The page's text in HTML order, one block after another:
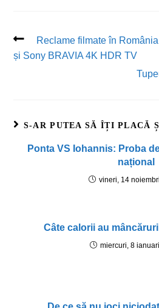
Reclame filmate în
și Sony BRAVIA 4K HDR TV
S-AR PUTEA SĂ ÎȚI PLACĂ
Ponta VS Iohannis: Proba
național
vineri, 14
Câte calorii au
miercuri, 8